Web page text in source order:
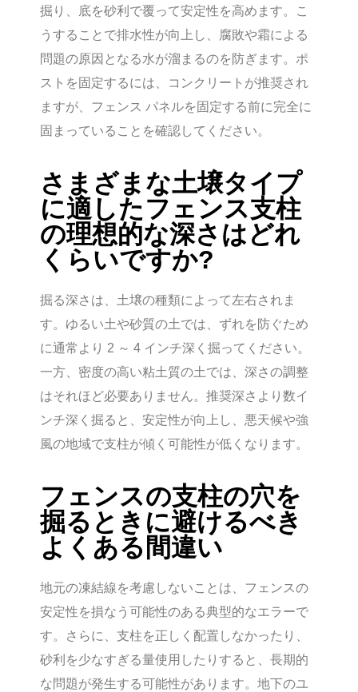
掘り、底を砂利で覆って安定性を高めます。こ
うすることで排水性が向上し、腐敗や霜による
問題の原因となる水が溜まるのを防ぎます。ポ
ストを固定するには、コンクリートが推奨され
ますが、フェンス パネルを固定する前に完全に
固まっていることを確認してください。
さまざまな土壌タイプ
に適したフェンス支柱
の理想的な深さはどれ
くらいですか?
掘る深さは、土壌の種類によって左右されま
す。ゆるい土や砂質の土では、ずれを防ぐため
に通常より 2 ～ 4 インチ深く掘ってください。
一方、密度の高い粘土質の土では、深さの調整
はそれほど必要ありません。推奨深さより数イ
ンチ深く掘ると、安定性が向上し、悪天候や強
風の地域で支柱が傾く可能性が低くなります。
フェンスの支柱の穴を
掘るときに避けるべき
よくある間違い
地元の凍結線を考慮しないことは、フェンスの
安定性を損なう可能性のある典型的なエラーで
す。さらに、支柱を正しく配置しなかったり、
砂利を少なすぎる量使用したりすると、長期的
な問題が発生する可能性があります。地下のユ